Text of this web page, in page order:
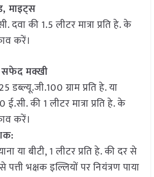
माइट्स
दवा की 1.5 लीटर मात्रा प्रति हे. के
करें।
सफेद मक्खी
डब्ल्यू.जी.100 ग्राम प्रति हे. या
ई.सी. की 1 लीटर मात्रा प्रति हे. के
करें।
या बीटी, 1 लीटर प्रति हे. की दर से
भक्षक इल्लियों पर नियंत्रण पाया